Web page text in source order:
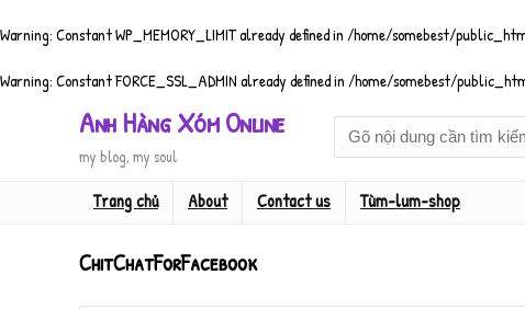
Warning: Constant WP_MEMORY_LIMIT already defined in/home/somebest/
Warning: Constant FORCE_SSL_ADMIN already defined in/home/somebest/
Anh Hàng Xóm Online
my blog, my soul
Trang chủ About Contact us Tùm-lum-shop
ChitChatForFacebook